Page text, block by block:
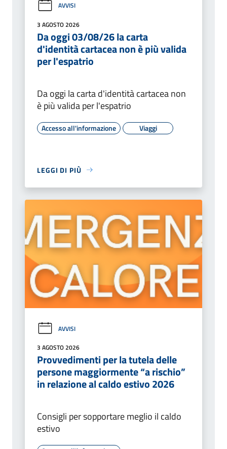
AVVISI
3 AGOSTO 2026
Da oggi 03/08/26 la carta
d'identità cartacea non è più valida
per l'espatrio
Da oggi la carta d'identità cartacea non
è più valida per l'espatrio
Accesso all'informazione Viaggi
LEGGI DI PIÙ
AVVISI
3 AGOSTO 2026
Provvedimenti per la tutela delle
persone maggiormente “a rischio”
in relazione al caldo estivo 2026
Consigli per sopportare meglio il caldo
estivo